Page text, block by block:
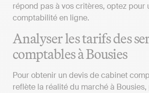
répond pas à vos critères, optez pour
comptabilité en ligne.
Analyser les tarifs des
comptables à Bousies
Pour obtenir un devis de cabinet
reflète la réalité du marché à